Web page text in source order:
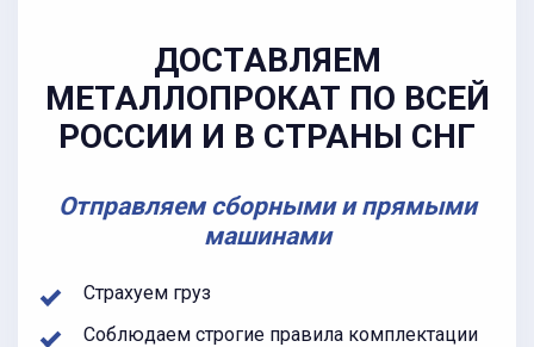
ДОСТАВЛЯЕМ
МЕТАЛЛОПРОКАТ ПО ВСЕЙ
РОССИИ И В СТРАНЫ СНГ
Отправляем сборными и прямыми
машинами
Страхуем груз
Соблюдаем строгие правила комплектации